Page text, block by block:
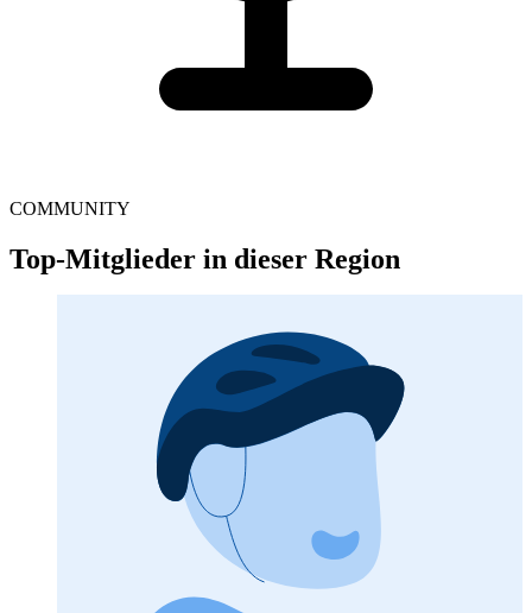
COMMUNITY
Top-Mitglieder in dieser Region